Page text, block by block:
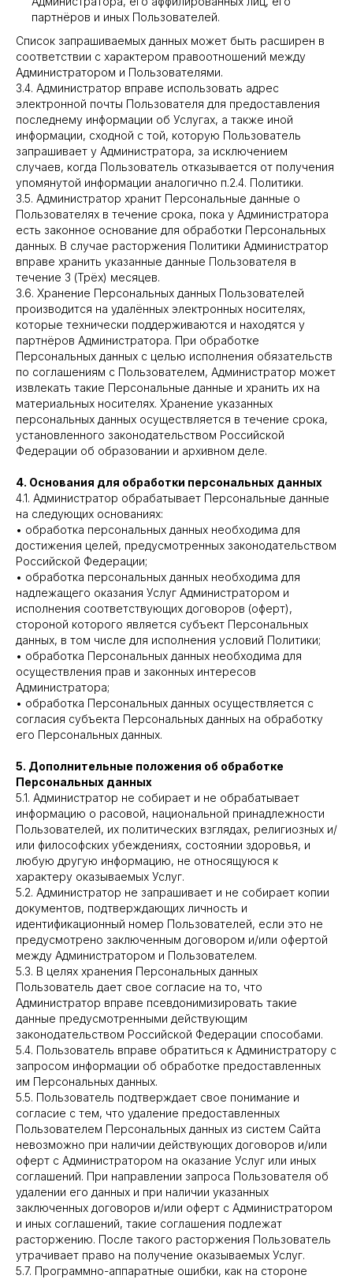
партнёров и иных Пользователей.
Список запрашиваемых данных может быть расширен в
соответствии с характером правоотношений между
Администратором и Пользователями.
3.4. Администратор вправе использовать адрес
электронной почты Пользователя для предоставления
последнему информации об Услугах, а также иной
информации, сходной с той, которую Пользователь
запрашивает у Администратора, за исключением
случаев, когда Пользователь отказывается от получения
упомянутой информации аналогично п.2.4. Политики.
3.5. Администратор хранит Персональные данные о
Пользователях в течение срока, пока у Администратора
есть законное основание для обработки Персональных
данных. В случае расторжения Политики Администратор
вправе хранить указанные данные Пользователя в
течение 3 (Трёх) месяцев.
3.6. Хранение Персональных данных Пользователей
производится на удалённых электронных носителях,
которые технически поддерживаются и находятся у
партнёров Администратора. При обработке
Персональных данных с целью исполнения обязательств
по соглашениям с Пользователем, Администратор может
извлекать такие Персональные данные и хранить их на
материальных носителях. Хранение указанных
персональных данных осуществляется в течение срока,
установленного законодательством Российской
Федерации об образовании и архивном деле.
4. Основания для обработки персональных данных
4.1. Администратор обрабатывает Персональные данные
на следующих основаниях:
• обработка персональных данных необходима для
достижения целей, предусмотренных законодательством
Российской Федерации;
• обработка персональных данных необходима для
надлежащего оказания Услуг Администратором и
исполнения соответствующих договоров (оферт),
стороной которого является субъект Персональных
данных, в том числе для исполнения условий Политики;
• обработка Персональных данных необходима для
осуществления прав и законных интересов
Администратора;
• обработка Персональных данных осуществляется с
согласия субъекта Персональных данных на обработку
его Персональных данных.
5. Дополнительные положения об обработке
Персональных данных
5.1. Администратор не собирает и не обрабатывает
информацию о расовой, национальной принадлежности
Пользователей, их политических взглядах, религиозных и/
или философских убеждениях, состоянии здоровья, и
любую другую информацию, не относящуюся к
характеру оказываемых Услуг.
5.2. Администратор не запрашивает и не собирает копии
документов, подтверждающих личность и
идентификационный номер Пользователей, если это не
предусмотрено заключенным договором и/или офертой
между Администратором и Пользователем.
5.3. В целях хранения Персональных данных
Пользователь дает свое согласие на то, что
Администратор вправе псевдонимизировать такие
данные предусмотренными действующим
законодательством Российской Федерации способами.
5.4. Пользователь вправе обратиться к Администратору с
запросом информации об обработке предоставленных
им Персональных данных.
5.5. Пользователь подтверждает свое понимание и
согласие с тем, что удаление предоставленных
Пользователем Персональных данных из систем Сайта
невозможно при наличии действующих договоров и/или
оферт с Администратором на оказание Услуг или иных
соглашений. При направлении запроса Пользователя об
удалении его данных и при наличии указанных
заключенных договоров и/или оферт с Администратором
и иных соглашений, такие соглашения подлежат
расторжению. После такого расторжения Пользователь
утрачивает право на получение оказываемых Услуг.
5.7. Программно-аппаратные ошибки, как на стороне